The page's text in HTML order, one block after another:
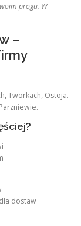
progu. W
–
Tworkach, Ostoja.
dostaw